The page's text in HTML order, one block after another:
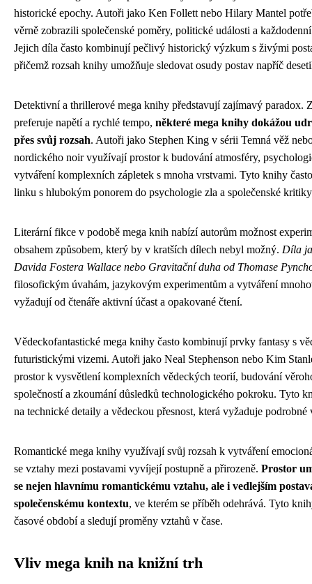
historické epochy. Autoři jako Ken Follett nebo Hilary Mantel
věrně zobrazili společenské poměry, politické události a
Jejich díla často kombinují pečlivý historický výzkum s živými
přičemž rozsah knihy umožňuje sledovat osudy postav napříč
Detektivní a thrillerové mega knihy představují zajímavý paradox.
preferuje napětí a rychlé tempo, některé mega knihy dokážou
přes svůj rozsah. Autoři jako Stephen King v sérii Temná věž
nordického noir využívají prostor k budování atmosféry,
vytváření komplexních zápletek s mnoha vrstvami. Tyto knihy
linku s hlubokým ponorem do psychologie zla a společenské
Literární fikce v podobě mega knih nabízí autorům možnost
obsahem způsobem, který by v kratších dílech nebyl možný. Díla
Davida Fostera Wallace nebo Gravitační duha od Thomase
filosofickým úvahám, jazykovým experimentům a vytváření
vyžadují od čtenáře aktivní účast a opakované čtení.
Vědeckofantastické mega knihy často kombinují prvky fantasy s
futuristickými vizemi. Autoři jako Neal Stephenson nebo Kim
prostor k vysvětlení komplexních vědeckých teorií, budování
společností a zkoumání důsledků technologického pokroku. Tyto
na technické detaily a vědeckou přesnost, která vyžaduje podrobné
Romantické mega knihy využívají svůj rozsah k vytváření
se vztahy mezi postavami vyvíjejí postupně a přirozeně. Prostor
se nejen hlavnímu romantickému vztahu, ale i vedlejším
společenskému kontextu, ve kterém se příběh odehrává. Tyto
časové období a sledují proměny vztahů v čase.
Vliv mega knih na knižní trh